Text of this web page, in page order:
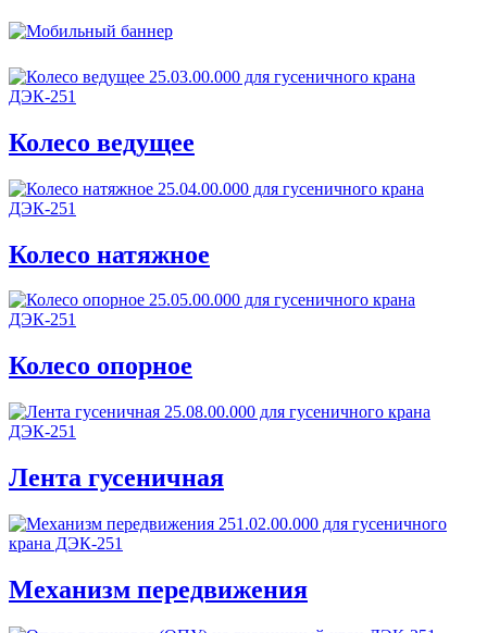
Колесо ведущее
Колесо натяжное
Колесо опорное
Лента гусеничная
Механизм передвижения